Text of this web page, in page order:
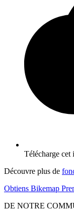
Télécharge
Découvre plus de
Obtiens Bikemap
DE NOTRE